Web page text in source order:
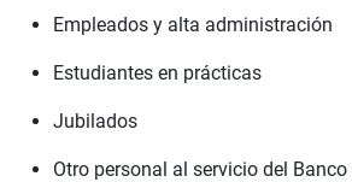
Empleados y alta administración
Estudiantes en prácticas
Jubilados
Otro personal al servicio del Banco